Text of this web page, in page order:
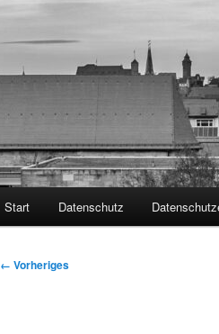
Start Datenschutz
Bilder-
← Vorheriges